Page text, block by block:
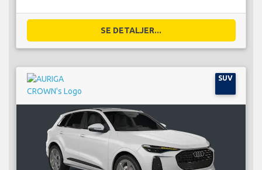
SE DETALJER...
SUV